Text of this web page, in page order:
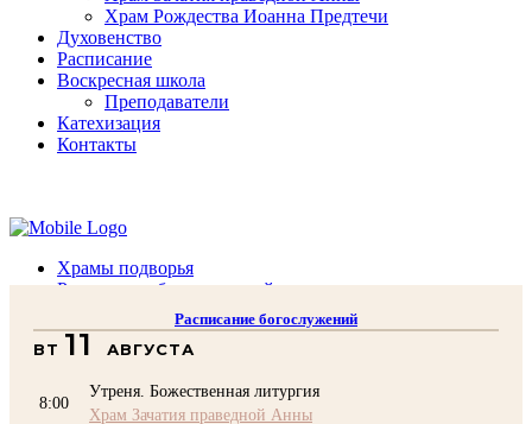
Храм Рождества Иоанна Предтечи
Духовенство
Расписание
Воскресная школа
Преподаватели
Катехизация
Контакты
Храмы подворья
Расписание богослужений
Воскресная школа
Преподаватели Воскресной школы
КОНТАКТЫ
Помочь Подворью
Расписание богослужений
ВТ 11 АВГУСТА
8:00
Утреня. Божественная литургия
Храм Зачатия праведной Анны